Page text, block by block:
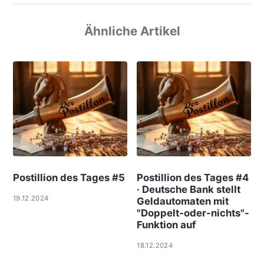
Ähnliche Artikel
Postillion des Tages #5
19.12.2024
Postillion des Tages #4
· Deutsche Bank stellt
Geldautomaten mit
"Doppelt-oder-nichts"-
Funktion auf
18.12.2024